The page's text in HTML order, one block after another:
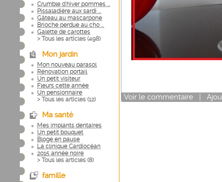
Crumble d'hiver pommes ...
Pissaladière aux sardi ...
Gâteau au mascarpone
Brioche perdue au cho ...
Galette de carottes
> Tous les articles (498)
Mon jardin
Mon nouveau parasol
Rénovation portail
Un petit visiteur
Fleurs cette année
Un pensionnaire
> Tous les articles (12)
Ma santé
Mes implants dentaires
Un petit bouquet
Bloge en pause
La clinique Cardiocéan
2015 année noire
> Tous les articles (8)
famille
Voir le commentaire |